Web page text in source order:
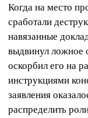
Когда на место
сработали
навязанные
выдвинул ложное
оскорбил его на
инструкциями
заявления
распределить